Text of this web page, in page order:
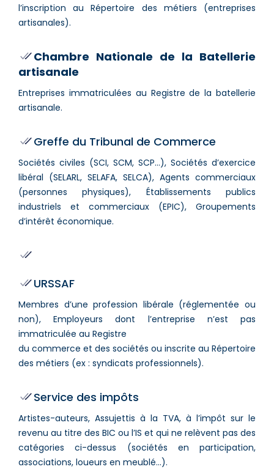
l’inscription au Répertoire des métiers (entreprises
artisanales).
Chambre Nationale de la Batellerie
artisanale
Entreprises immatriculées au Registre de la batellerie
artisanale.
Greffe du Tribunal de Commerce
Sociétés civiles (SCI, SCM, SCP…), Sociétés d’exercice
libéral (SELARL, SELAFA, SELCA), Agents commerciaux
(personnes physiques), Établissements publics
industriels et commerciaux (EPIC), Groupements
d’intérêt économique.
URSSAF
Membres d’une profession libérale (réglementée ou
non), Employeurs dont l’entreprise n’est pas
immatriculée au Registre
du commerce et des sociétés ou inscrite au Répertoire
des métiers (ex : syndicats professionnels).
Service des impôts
Artistes-auteurs, Assujettis à la TVA, à l’impôt sur le
revenu au titre des BIC ou l’IS et qui ne relèvent pas des
catégories ci-dessus (sociétés en participation,
associations, loueurs en meublé…).